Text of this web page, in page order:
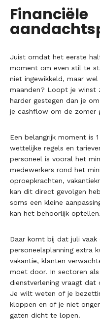
Financiële
Juist omdat het eerste
moment om even stil te
niet ingewikkeld, maar
maanden? Loopt je winst
harder gestegen dan je
je cashflow om de zomer
Een belangrijk moment is
wettelijke regels en
personeel is vooral het
medewerkers rond het
oproepkrachten,
kan dit direct gevolgen
soms een kleine
kan het behoorlijk optellen.
Daar komt bij dat juli vaak
personeelsplanning extra
vakantie, klanten
moet door. In sectoren
dienstverlening vraagt dat
Je wilt weten of je
kloppen en of je niet
gaten dicht te lopen.